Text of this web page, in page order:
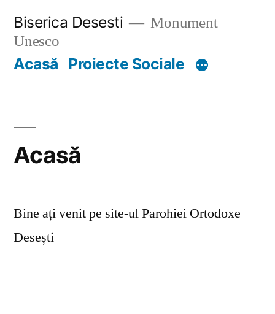
content
Biserica Desesti
Monument
Unesco
Acasă Proiecte Sociale
Acasă
Bine ați venit pe site-ul Parohiei Ortodoxe
Desești